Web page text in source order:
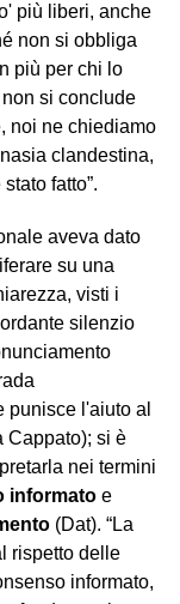
più liberi, anche
non si obbliga
più per chi lo
si conclude
noi ne chiediamo
clandestina,
fatto”.
aveva dato
su una
visti i
silenzio
punisce l'aiuto al
Cappato); si è
nei termini
informato e
(Dat). “La
rispetto delle
informato,